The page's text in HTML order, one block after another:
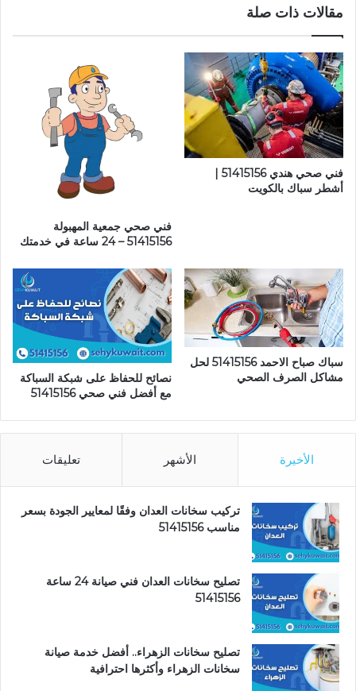
مقالات ذات صلة
فني صحي هندي 51415156 |
أشطر سباك بالكويت
فني صحي جمعية المهبولة
51415156 – 24 ساعة في خدمتك
سباك صباح الاحمد 51415156 لحل
مشاكل الصرف الصحي
نصائح للحفاظ على شبكة السباكة
مع أفضل فني صحي 51415156
الأخيرة الأشهر تعليقات
تركيب سخانات العدان وفقًا لمعايير الجودة بسعر
مناسب 51415156
تصليح سخانات العدان فني صيانة 24 ساعة
51415156
تصليح سخانات الزهراء.. أفضل خدمة صيانة
سخانات الزهراء وأكثرها احترافية